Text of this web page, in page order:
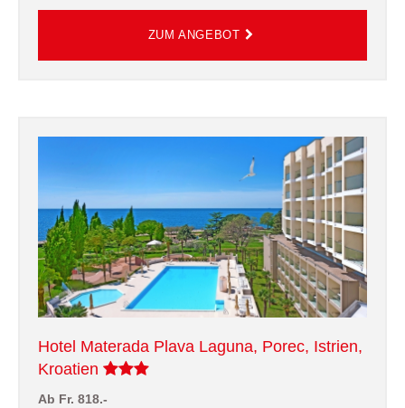
Hotel Materada Plava Laguna, Porec, Istrien,
Kroatien
Ab Fr. 818.-